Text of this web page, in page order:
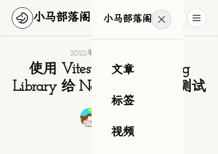
小马部落阁 小马部落阁
文章
标签
视频
2022年10月25日星期二
使用 Vitest 和 React Testing
Library 给 Next.js 应用单元测试